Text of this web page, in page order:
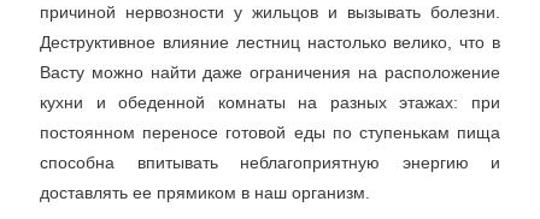
причиной нервозности у жильцов и вызывать болезни.
Деструктивное влияние лестниц настолько велико, что в
Васту можно найти даже ограничения на расположение
кухни и обеденной комнаты на разных этажах: при
постоянном переносе готовой еды по ступенькам пища
способна впитывать неблагоприятную энергию и
доставлять ее прямиком в наш организм.